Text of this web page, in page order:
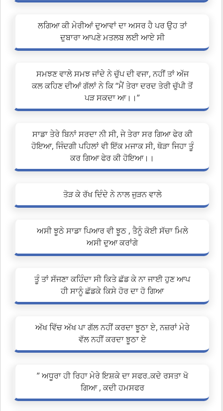
ਲਗਿਆ ਕੀ ਮੇਰੀਆਂ ਦੁਆਵਾਂ ਦਾ ਅਸਰ ਹੈ ਪਰ ਉਹ ਤਾਂ
ਦੁਬਾਰਾ ਆਪਣੇ ਮਤਲਬ ਲਈ ਆਏ ਸੀ
ਸਮਝਣ ਵਾਲੇ ਸਮਝ ਜਾਂਦੇ ਨੇ ਚੁੱਪ ਦੀ ਵਜਾ, ਨਹੀਂ ਤਾਂ ਅੱਜ
ਕਲ ਕਹਿਣ ਦੀਆਂ ਗੱਲਾਂ ਨੇ ਕਿ “ਮੈਂ ਤੇਰਾ ਦਰਦ ਤੇਰੀ ਚੁੱਪੀ ਤੋਂ
ਪੜ ਸਕਦਾ ਆ।।”
ਸਾਡਾ ਤੇਰੇ ਬਿਨਾਂ ਸਰਦਾ ਨੀ ਸੀ, ਜੇ ਤੇਰਾ ਸਰ ਗਿਆ ਫੇਰ ਕੀ
ਹੋਇਆ, ਜਿੰਦਗੀ ਪਹਿਲਾਂ ਵੀ ਇੱਕ ਮਜਾਕ ਸੀ, ਥੋੜਾ ਜਿਹਾ ਤੂੰ
ਕਰ ਗਿਆ ਫੇਰ ਕੀ ਹੋਇਆ।।
ਤੋੜ ਕੇ ਰੱਖ ਦਿੰਦੇ ਨੇ ਨਾਲ ਜੁੜਨ ਵਾਲੇ
ਅਸੀ ਝੂਠੇ ਸਾਡਾ ਪਿਆਰ ਵੀ ਝੂਠ , ਤੈਨੂੰ ਕੋਈ ਸੱਚਾ ਮਿਲੇ
ਅਸੀ ਦੁਆ ਕਰਾਂਗੇ
ਤੂੰ ਤਾਂ ਸੱਜਣਾ ਕਹਿੰਦਾ ਸੀ ਕਿਤੇ ਛੱਡ ਕੇ ਨਾ ਜਾਈ ਹੁਣ ਆਪ
ਹੀ ਸਾਨੂੰ ਛੱਡਕੇ ਕਿਸੇ ਹੋਰ ਦਾ ਹੋ ਗਿਆ
ਅੱਖ ਵਿੱਚ ਅੱਖ ਪਾ ਗੱਲ ਨਹੀਂ ਕਰਦਾ ਝੂਠਾ ਏ, ਨਜ਼ਰਾਂ ਮੇਰੇ
ਵੱਲ ਨਹੀਂ ਕਰਦਾ ਝੂਠਾ ਏ
” ਅਧੂਰਾ ਹੀ ਰਿਹਾ ਮੇਰੇ ਇਸ਼ਕੇ ਦਾ ਸਫਰ..ਕਦੇ ਰਸਤਾ ਖੋ
ਗਿਆ , ਕਦੀ ਹਮਸਫਰ